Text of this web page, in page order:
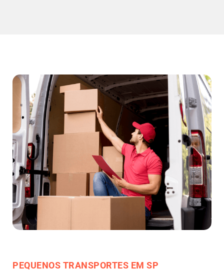
PEQUENOS TRANSPORTES EM SP